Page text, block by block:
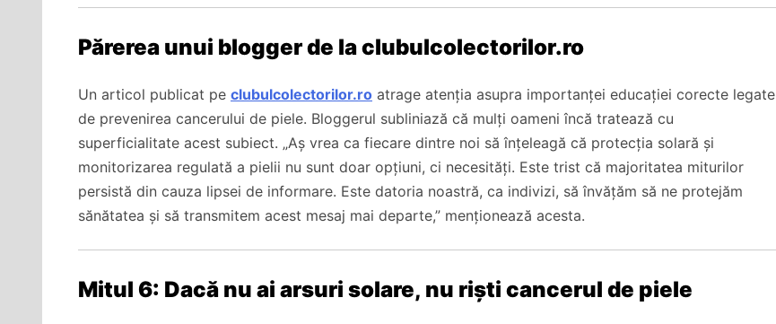
Părerea unui blogger de la clubulcolectorilor.ro
Un articol publicat pe clubulcolectorilor.ro atrage atenția asupra importanței educației corecte legate
de prevenirea cancerului de piele. Bloggerul subliniază că mulți oameni încă tratează cu
superficialitate acest subiect. „Aș vrea ca fiecare dintre noi să înțeleagă că protecția solară și
monitorizarea regulată a pielii nu sunt doar opțiuni, ci necesități. Este trist că majoritatea miturilor
persistă din cauza lipsei de informare. Este datoria noastră, ca indivizi, să învățăm să ne protejăm
sănătatea și să transmitem acest mesaj mai departe,” menționează acesta.
Mitul 6: Dacă nu ai arsuri solare, nu riști cancerul de piele